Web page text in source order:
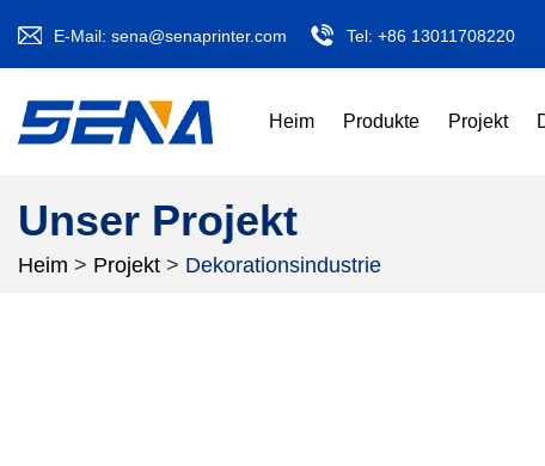
E-Mail: sena@senaprinter.com Tel: +86 13011708220
Heim Produkte Projekt
Unser Projekt
Heim > Projekt > Dekorationsindustrie